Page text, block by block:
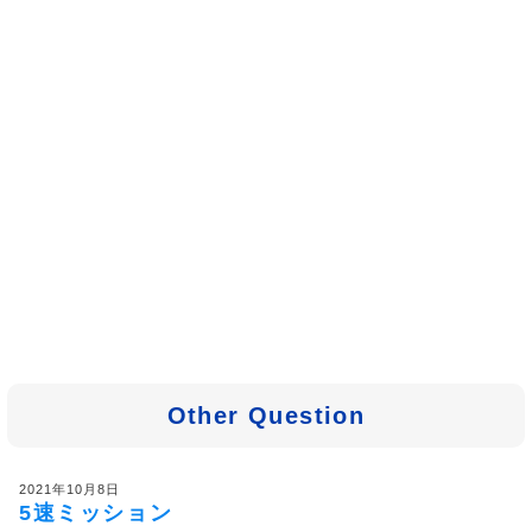
Other Question
2021年10月8日
5速ミッション